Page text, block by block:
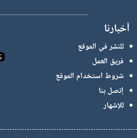
أخبارنا
للنشر في الموقع
فريق العمل
شروط استخدام الموقع
إتصل بنا
للإشهار